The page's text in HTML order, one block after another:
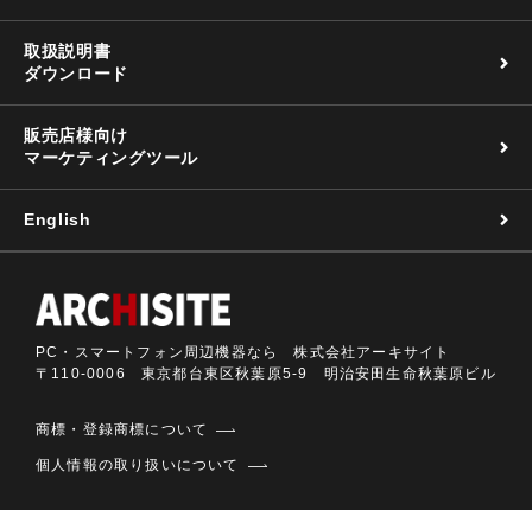
取扱説明書
ダウンロード
販売店様向け
マーケティングツール
English
PC・スマートフォン周辺機器なら 株式会社アーキサイト
〒110-0006 東京都台東区秋葉原5-9 明治安田生命秋葉原ビル
商標・登録商標について
個人情報の取り扱いについて